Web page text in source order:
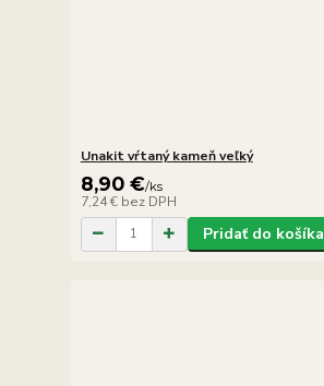
Unakit vŕtaný kameň veľký
8,90 €/ks
7,24 € bez DPH
Pridať do košíka